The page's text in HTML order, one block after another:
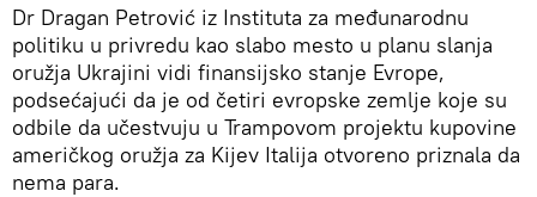
Dr Dragan Petrović iz Instituta za međunarodnu
politiku u privredu kao slabo mesto u planu slanja
oružja Ukrajini vidi finansijsko stanje Evrope,
podsećajući da je od četiri evropske zemlje koje su
odbile da učestvuju u Trampovom projektu kupovine
američkog oružja za Kijev Italija otvoreno priznala da
nema para.